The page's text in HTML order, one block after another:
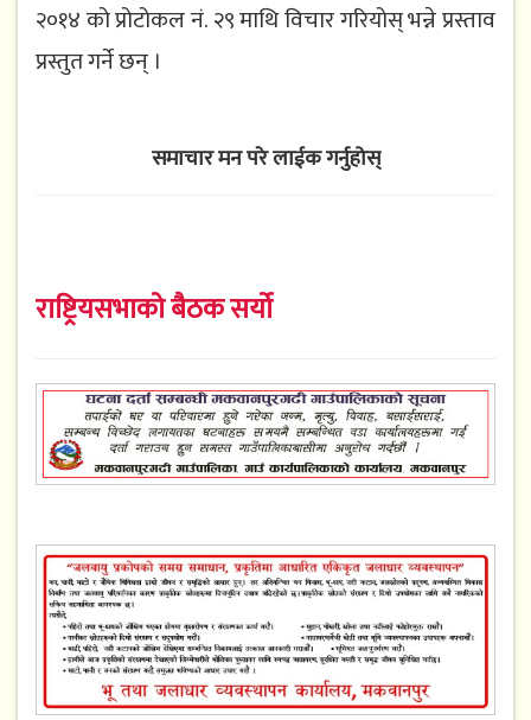
२०१४ को प्रोटोकल नं. २९ माथि विचार गरियोस् भन्ने प्रस्ताव
प्रस्तुत गर्ने छन् ।
समाचार मन परे लाईक गर्नुहोस्
राष्ट्रियसभाको बैठक सर्यो